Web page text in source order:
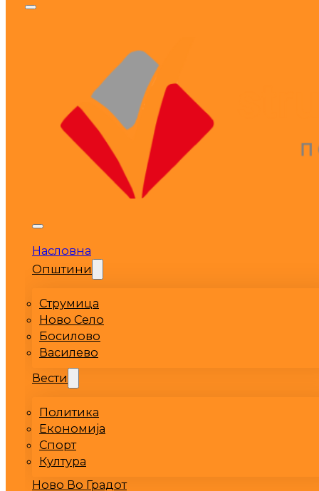
Насловна
Општини
Струмица
Ново Село
Босилово
Василево
Вести
Политика
Економија
Спорт
Култура
Ново Во Градот